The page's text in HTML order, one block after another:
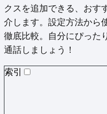
クスを追加できる、おす
介します。設定方法から
徹底比較。自分にぴった
通話しましょう！
索引